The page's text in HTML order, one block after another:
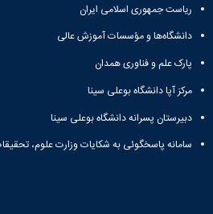
ریاست جمهوری اسلامی ایران
دانشگاه‌ها و مؤسسات آموزش عالی
پارک علم و فناوری همدان
مرکز آپا دانشگاه بوعلی سینا
دبیرستان پسرانه دانشگاه بوعلی سینا
سامانه پاسخگوئی به شکایات وزارت علوم،